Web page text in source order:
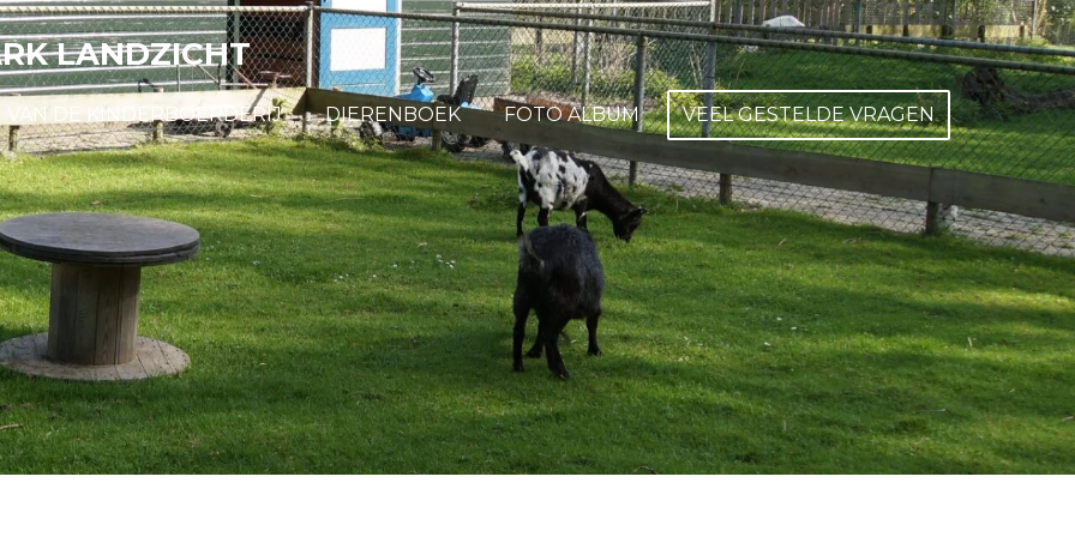
LANDZICHT
VAN DE KINDERBOERDERIJ DIERENBOEK FOTO ALBUM VEEL GESTELDE VRAGEN